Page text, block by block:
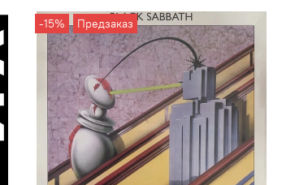
-15% Предзаказ